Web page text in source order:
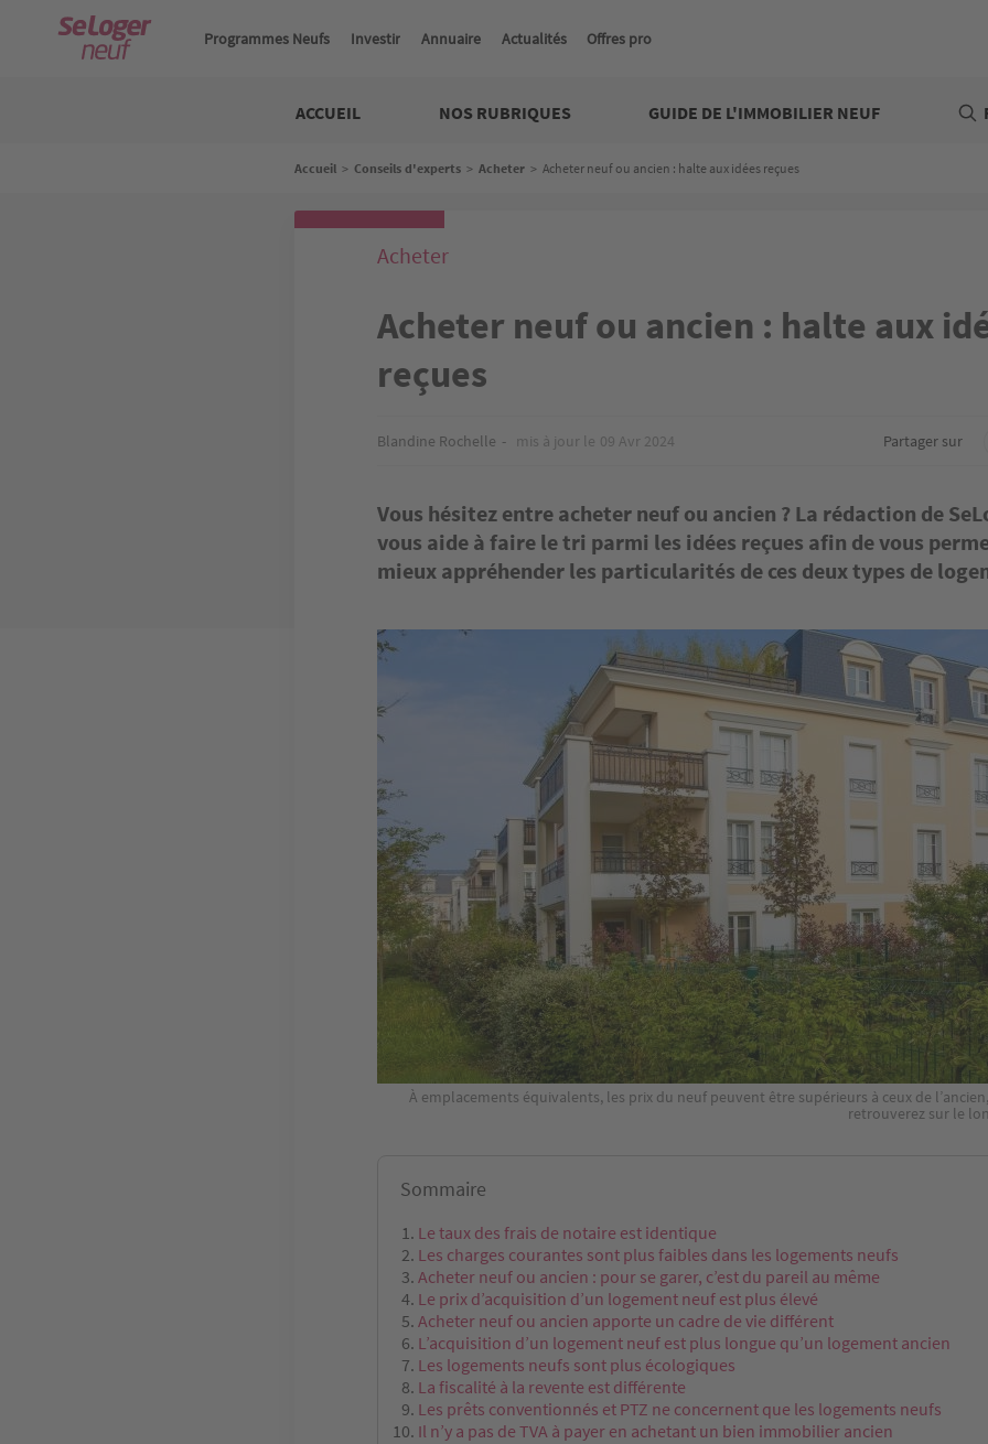
Programmes Neufs Investir Annuaire Actualités Offres pro
ACCUEIL
NOS RUBRIQUES GUIDE DE L'IMMOBILIER NEUF
Fil
Accueil > Conseils d'experts > Acheter > Acheter neuf ou ancien : halte aux idées reçues
Acheter
Acheter neuf ou ancien : halte aux
reçues
Blandine Rochelle mis à jour le 09 Avr 2024 Partager sur
Vous hésitez entre acheter neuf ou ancien ? La rédaction de
vous aide à faire le tri parmi les idées reçues afin de vous
mieux appréhender les particularités de ces deux types de
Image
À emplacements équivalents, les prix du neuf peuvent être supérieurs à ceux de
retrouverez sur le
Sommaire
Le taux des frais de notaire est identique
Les charges courantes sont plus faibles dans les logements neufs
Acheter neuf ou ancien : pour se garer, c’est du pareil au même
Le prix d’acquisition d’un logement neuf est plus élevé
Acheter neuf ou ancien apporte un cadre de vie différent
L’acquisition d’un logement neuf est plus longue qu’un logement ancien
Les logements neufs sont plus écologiques
La fiscalité à la revente est différente
Les prêts conventionnés et PTZ ne concernent que les logements neufs
Il n’y a pas de TVA à payer en achetant un bien immobilier ancien